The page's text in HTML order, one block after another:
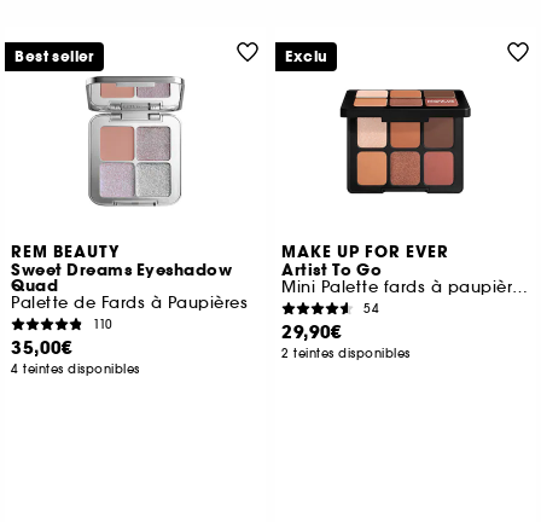
REM BEAUTY
Sweet Dreams Eyeshadow
Quad
Palette de Fards à Paupières
110
35,00€
4 teintes disponibles
Best seller
MAKE UP FOR EVER
Artist To Go
Mini Palette fards à paupières
54
29,90€
2 teintes disponibles
Exclu